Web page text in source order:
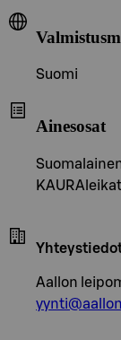
Suomi
Ainesosat
Aallon